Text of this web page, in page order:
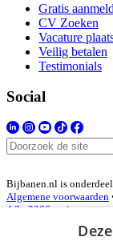
Gratis
CV Zoeken
Vacature
Veilig betalen
Testimonials
Social
Bijbanen.nl is
Algemene voorwaarden
4.3 - 3366 reviews